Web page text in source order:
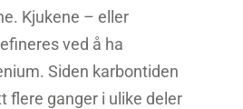
Kjukene – eller
ved å ha
Siden karbontiden
flere ganger i ulike deler